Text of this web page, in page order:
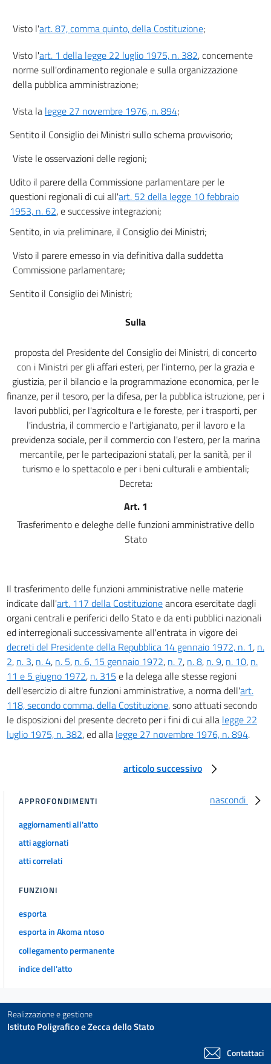
Capo I
OGGETTO
12
Capo II
ORDINAMENTO DEGLI ENTI AMMINISTRATIVI LOCALI
14
15
CIRCOSCRIZIONI COMUNALI
16
TITOLO III
SERVIZI SOCIALI
Capo I
OGGETTO
17
Capo II
18
21
Capo III
BENEFICENZA PUBBLICA
22
23
24
25
26
ASSISTENZA SANITARIA ED OSPEDALIERA
27
31
32
33
34
Capo V
ISTRUZIONE ARTIGIANA E PROFESSIONALE
35
36
37
40
42
44
45
46
49
TITOLO IV
Visto l'art. 87, comma quinto, della Costituzione;
Visto l'art. 1 della legge 22 luglio 1975, n. 382, concernente
norme sull'ordinamento regionale e sulla organizzazione
della pubblica amministrazione;
Vista la legge 27 novembre 1976, n. 894;
Sentito il Consiglio dei Ministri sullo schema provvisorio;
Viste le osservazioni delle regioni;
Udito il parere della Commissione parlamentare per le
questioni regionali di cui all'art. 52 della legge 10 febbraio
1953, n. 62, e successive integrazioni;
Sentito, in via preliminare, il Consiglio dei Ministri;
Visto il parere emesso in via definitiva dalla suddetta
Commissione parlamentare;
Sentito il Consiglio dei Ministri;
Sulla
proposta del Presidente del Consiglio dei Ministri, di concerto
con i Ministri per gli affari esteri, per l'interno, per la grazia e
giustizia, per il bilancio e la programmazione economica, per le
finanze, per il tesoro, per la difesa, per la pubblica istruzione, per i
lavori pubblici, per l'agricoltura e le foreste, per i trasporti, per
l'industria, il commercio e l'artigianato, per il lavoro e la
previdenza sociale, per il commercio con l'estero, per la marina
mercantile, per le partecipazioni statali, per la sanità, per il
turismo e lo spettacolo e per i beni culturali e ambientali;
Decreta:
Art. 1
Trasferimento e deleghe delle funzioni amministrative dello
Stato
Il trasferimento delle funzioni amministrative nelle materie
indicate dall'art. 117 della Costituzioneancora esercitate dagli
organi centrali e periferici dello Stato e da enti pubblici nazionali
ed interregionali successivamente all'entrata in vigore dei
decreti del Presidente della Repubblica 14 gennaio 1972, n. 1, n.
2, n. 3, n. 4, n. 5, n. 6, 15 gennaio 1972, n. 7, n. 8, n. 9, n. 10, n.
11 e 5 giugno 1972, n. 315 e la delega alle stesse regioni
dell'esercizio di altre funzioni amministrative, a norma dell'art.
118, secondo comma, della Costituzione, sono attuati secondo
le disposizioni del presente decreto per i fini di cui alla legge 22
luglio 1975, n. 382, ed alla legge 27 novembre 1976, n. 894.
articolo successivo
nascondi
APPROFONDIMENTI
aggiornamenti all'atto
atti aggiornati
atti correlati
FUNZIONI
esporta
esporta in Akoma ntoso
collegamento permanente
indice dell'atto
Realizzazione e gestione
Istituto Poligrafico e Zecca dello Stato
Contattaci